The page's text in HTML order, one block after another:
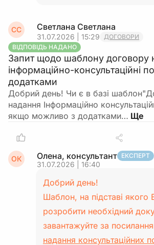
СС Светлана Светлана
31.07.2026 | 15:29 ДОГОВОРИ
ВІДПОВІДЬ НАДАНО
Запит щодо шаблону договору
інформаційно-консультаційні
додатками
Добрий день! Чи є в базі
надання Інформаційно
якщо можливо з додатками…
ОК Олена, консультант ЕКСПЕРТ
31.07.2026 | 16:40
Добрий день!
Шаблон, на підставі
розробити необхідний
завантажуйте за
надання консультаційних